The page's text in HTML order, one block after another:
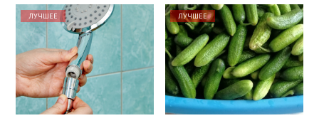
ЛУЧШЕЕ ЛУЧШЕЕ